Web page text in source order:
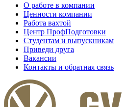
О работе в компании
Ценности компании
Работа вахтой
Центр ПрофПодготовки
Студентам и выпускникам
Приведи друга
Вакансии
Контакты и обратная связь